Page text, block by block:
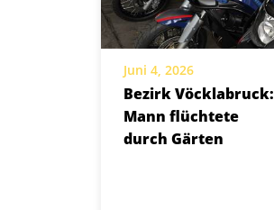
Juni 4, 2026
Bezirk Vöcklabruck:
Mann flüchtete
durch Gärten